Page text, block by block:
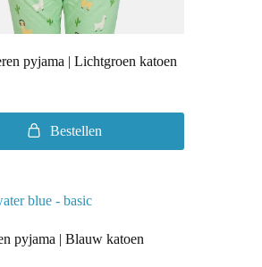
pyjama | Lichtgroen katoen
Bestellen
pyjama | Blauw katoen